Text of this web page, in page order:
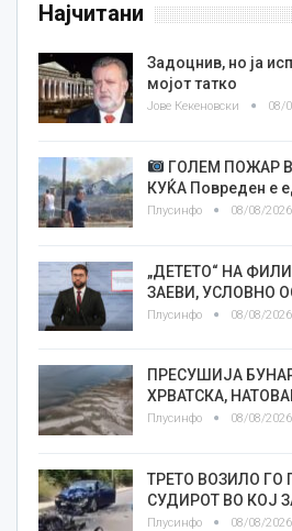
Најчитани
Задоцнив, но ја
мојот татко
Јове Кекеновски 08/
ГОЛЕМ ПОЖАР
КУЌА Повреден е
Плусинфо 08/08/2026
„ДЕТЕТО“ НА
ЗАЕВИ, УСЛОВНО
Плусинфо 08/08/2026
ПРЕСУШИЈА
ХРВАТСКА,
Плусинфо 08/08/2026
ТРЕТО ВОЗИЛО ГО
СУДИРОТ ВО КОЈ
Плусинфо 08/08/2026